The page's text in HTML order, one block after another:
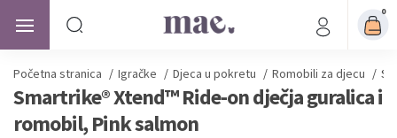
0
Početna stranica / Igračke / Djeca u pokretu / Romobili za djecu /
Smartrike® Xtend™ Ride-on dječja guralica i
romobil, Pink salmon